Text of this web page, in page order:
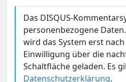
Das DISQUS-
personenbezogene
wird das System erst
Einwilligung über die
Schaltfläche geladen. Es
Datenschutzerklärung.